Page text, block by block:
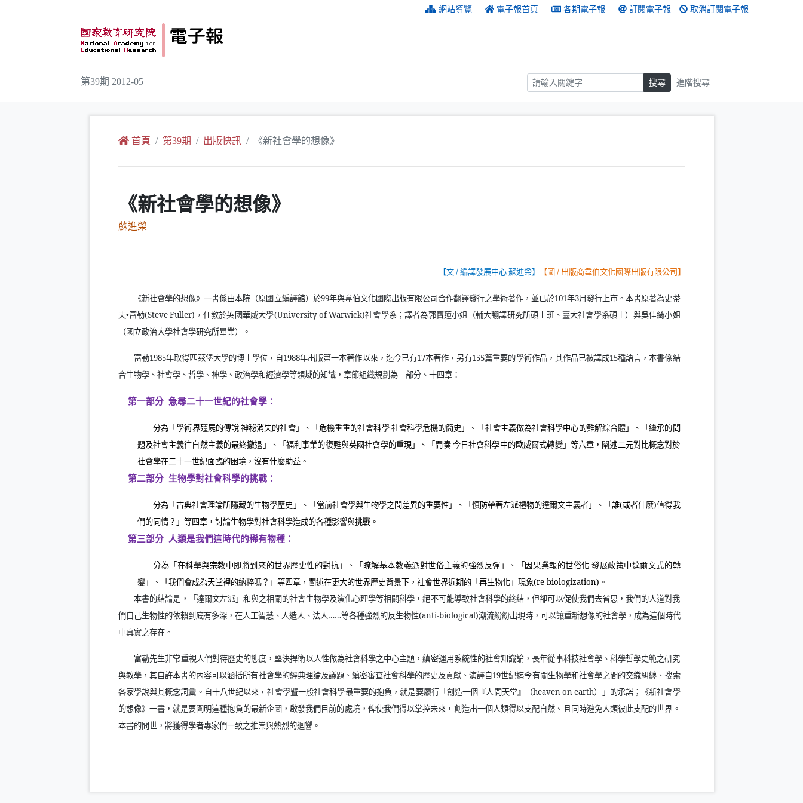
網站導覽 電子報首頁 各期電子報 訂閱電子報 取消訂閱電子報
第39期 2012-05 搜尋 搜尋 進階搜尋
首頁 第39期 出版快訊 《新社會學的想像》
《新社會學的想像》
蘇進榮
【文/編譯發展中心 蘇進榮】 【圖/ 出版商韋伯文化國際出版有限公司】
《新社會學的想像》一書係由本院（原國立編譯館）於99年與韋伯文化國際出版有限公司合作翻譯發行之學術著作，並已於101年3月發行上市。本書原著為史蒂
夫•富勒(Steve Fuller) ，任教於英國華威大學(University of Warwick)社會學系；譯者為郭寶蓮小姐（輔大翻譯研究所碩士班、臺大社會學系碩士）與吳佳綺小姐
（國立政治大學社會學研究所畢業）。
富勒1985年取得匹茲堡大學的博士學位，自1988年出版第一本著作以來，迄今已有17本著作，另有155篇重要的學術作品，其作品已被譯成15種語言，本書係結
合生物學、社會學、哲學、神學、政治學和經濟學等領域的知識，章節組織規劃為三部分、十四章：
第一部分 急尋二十一世紀的社會學：
分為「學術界殭屍的傳說 神秘消失的社會」、「危機重重的社會科學 社會科學危機的簡史」、「社會主義做為社會科學中心的難解綜合體」、「繼承的問
題及社會主義往自然主義的最終撤退」、「福利事業的復甦與英國社會學的重現」、「間奏 今日社會科學中的歐威爾式轉變」等六章，闡述二元對比概念對於
社會學在二十一世紀面臨的困境，沒有什麼助益。
第二部分 生物學對社會科學的挑戰：
分為「古典社會理論所隱藏的生物學歷史」、「當前社會學與生物學之間差異的重要性」、「慎防帶著左派禮物的達爾文主義者」、「誰(或者什麼)值得我
們的同情？」等四章，討論生物學對社會科學造成的各種影響與挑戰。
第三部分 人類是我們這時代的稀有物種：
分為「在科學與宗教中即將到來的世界歷史性的對抗」、「瞭解基本教義派對世俗主義的強烈反彈」、「因果業報的世俗化 發展政策中達爾文式的轉
變」、「我們會成為天堂裡的納粹嗎？」等四章，闡述在更大的世界歷史背景下，社會世界近期的「再生物化」現象(re-biologization) 。
本書的結論是，「達爾文左派」和與之相關的社會生物學及演化心理學等相關科學，絕不可能導致社會科學的終結，但卻可以促使我們去省思，我們的人道對我
們自己生物性的依賴到底有多深，在人工智慧、人造人、法人……等各種強烈的反生物性(anti-biological)潮流紛紛出現時，可以讓重新想像的社會學，成為這個時代
中真實之存在。
富勒先生非常重視人們對待歷史的態度，堅決捍衛以人性做為社會科學之中心主題，縝密運用系統性的社會知識論，長年從事科技社會學、科學哲學史範之研究
與教學，其自許本書的內容可以涵括所有社會學的經典理論及議題、縝密審查社會科學的歷史及貢獻、演譯自19世紀迄今有關生物學和社會學之間的交織糾纏、搜索
各家學說與其概念詞彙。自十八世紀以來，社會學暨一般社會科學最重要的抱負，就是要履行「創造一個『人間天堂』（heaven on earth）」的承諾；《新社會學
的想像》一書，就是要闡明這種抱負的最新企圖，啟發我們目前的處境，俾使我們得以掌控未來，創造出一個人類得以支配自然、且同時避免人類彼此支配的世界。
本書的問世，將獲得學者專家們一致之推崇與熱烈的迴響。